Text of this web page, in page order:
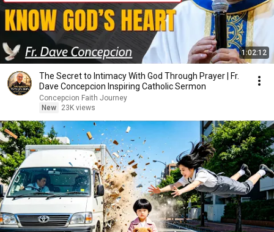
1:02:12
The Secret to Intimacy With God Through Prayer | Fr.
Dave Concepcion Inspiring Catholic Sermon
Concepcion Faith Journey
New
23K views